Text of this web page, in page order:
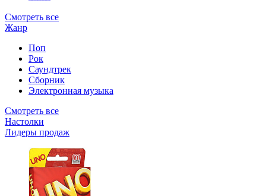
Смотреть все
Жанр
Поп
Рок
Саундтрек
Сборник
Электронная музыка
Смотреть все
Настолки
Лидеры продаж